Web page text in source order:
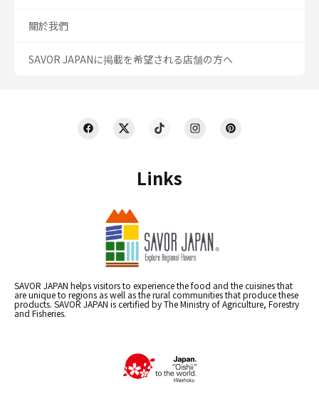
Links
SAVOR JAPAN helps visitors to experience the food and the cuisines that
are unique to regions as well as the rural communities that produce these
products. SAVOR JAPAN is certified by The Ministry of Agriculture, Forestry
and Fisheries.
關於我們
SAVOR JAPANに掲載を希望される店舗の方へ